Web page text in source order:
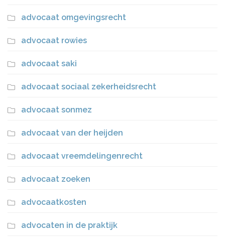
advocaat omgevingsrecht
advocaat rowies
advocaat saki
advocaat sociaal zekerheidsrecht
advocaat sonmez
advocaat van der heijden
advocaat vreemdelingenrecht
advocaat zoeken
advocaatkosten
advocaten in de praktijk